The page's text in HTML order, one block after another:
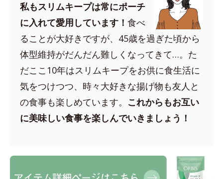
私もスリムキープは常にポーチ
に入れて愛用しています！ 食べ
ることが大好きですが、45歳を過ぎた頃から
体型維持がだんだん難しくなってきて…。た
だここ10年はスリムキープをお供に食生活に
気をつけつつ、時々大好きな揚げ物も友人と
の食事も楽しめています。 これからもお互い
に美味しい食事を楽しんでいきましょう！